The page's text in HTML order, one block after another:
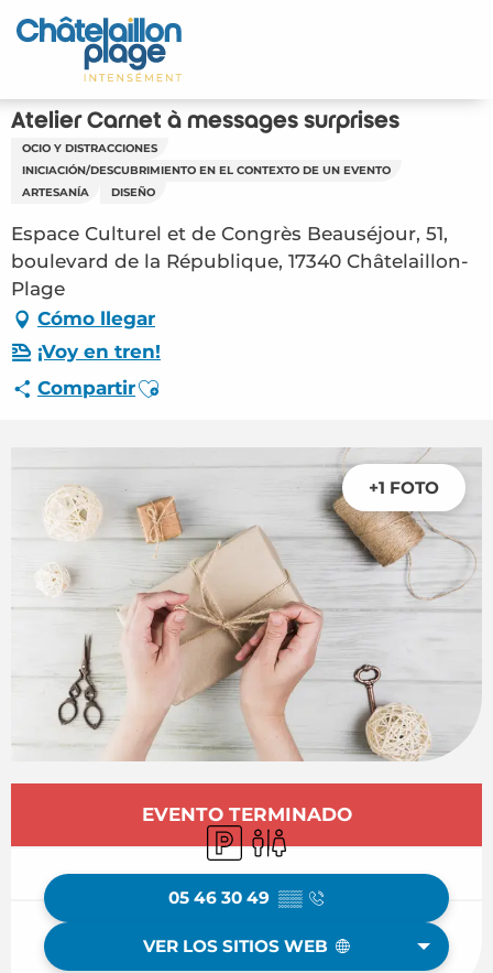
Aller
au
principal
Inicio – ES
Descubra
Actividades
Citas
Su estancia - ES
FMA – Atelier Carnet à messages surprises
(Châtelaillon-Plage) #5981262
Atelier Carnet à messages surprises
OCIO Y DISTRACCIONES
INICIACIÓN/DESCUBRIMIENTO EN EL CONTEXTO DE UN EVENTO
ARTESANÍA
DISEÑO
Espace Culturel et de Congrès Beauséjour, 51,
boulevard de la République, 17340 Châtelaillon-
Plage
Cómo llegar
¡Voy en tren!
CompartirAjouter aux favoris
+1 FOTO
EVENTO TERMINADO
Aparcamiento
Aseos
05 46 30 49 ▒▒
VER LOS SITIOS WEB